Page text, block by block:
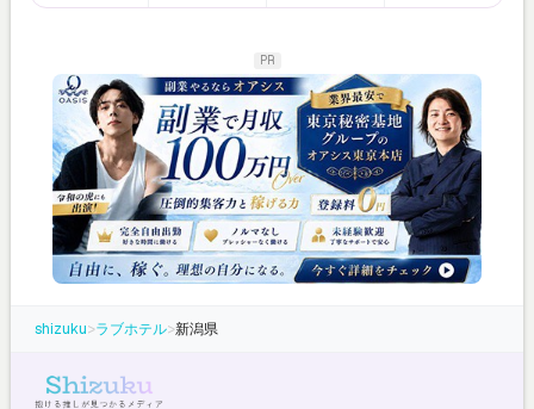
PR
shizuku>ラブホテル>新潟県